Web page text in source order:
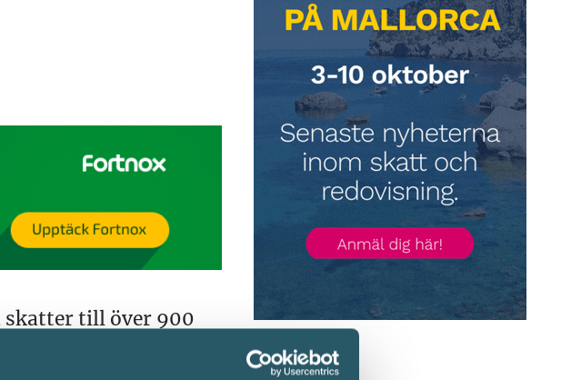
skatter till över 900
hon hade inte
konton.